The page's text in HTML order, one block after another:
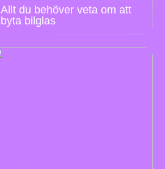
Allt du behöver veta om att
byta bilglas